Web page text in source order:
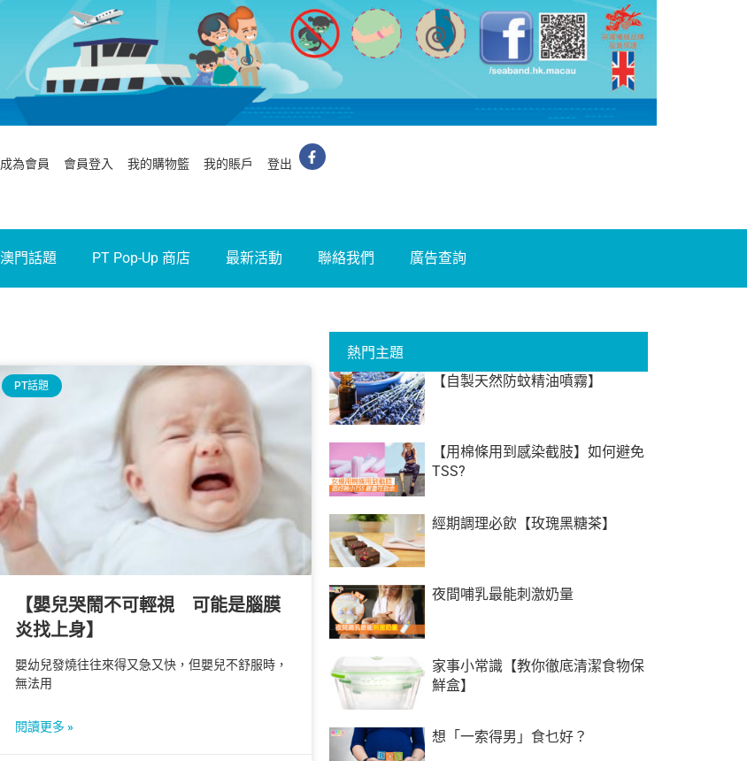
成為會員 會員登入 我的購物籃 我的賬戶 登出
澳門話題 PT Pop-Up 商店 最新活動 聯絡我們 廣告查詢
PT話題
【嬰兒哭鬧不可輕視 可能是腦膜
炎找上身】
嬰幼兒發燒往往來得又急又快，但嬰兒不舒服時，
無法用
閱讀更多 »
熱門主題
【自製天然防蚊精油噴霧】
【用棉條用到感染截肢】如何避免
TSS?
經期調理必飲【玫瑰黑糖茶】
夜間哺乳最能刺激奶量
家事小常識【教你徹底清潔食物保
鮮盒】
想「一索得男」食乜好？